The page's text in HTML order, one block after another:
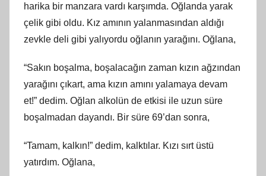
harika bir manzara vardı karşımda. Oğlanda yarak
çelik gibi oldu. Kız amının yalanmasından aldığı
zevkle deli gibi yalıyordu oğlanın yarağını. Oğlana,
“Sakın boşalma, boşalacağın zaman kızın ağzından
yarağını çıkart, ama kızın amını yalamaya devam
et!” dedim. Oğlan alkolün de etkisi ile uzun süre
boşalmadan dayandı. Bir süre 69’dan sonra,
“Tamam, kalkın!” dedim, kalktılar. Kızı sırt üstü
yatırdım. Oğlana,